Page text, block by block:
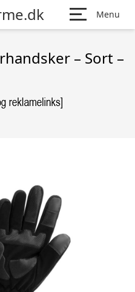
Menu
– Sort –